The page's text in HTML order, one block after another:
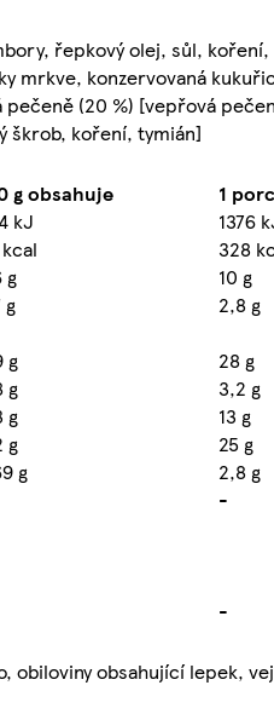
řepkový olej, sůl,
mrkve, konzervovaná
pečeně (20 %) [vepřová
škrob, koření, tymián]
g obsahuje
1
kJ
1376
328
g
10 g
g
2,8 g
g
28 g
g
3,2 g
g
13 g
g
25 g
g
2,8 g
-
-
obiloviny obsahující lepek,